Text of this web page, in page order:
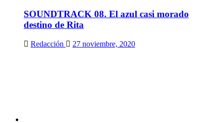
SOUNDTRACK 08. El azul casi morado
destino de Rita
Redacción 27 noviembre, 2020